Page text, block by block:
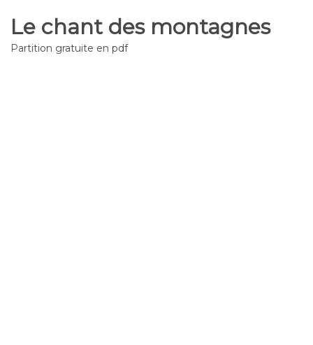
Le chant des montagnes
Partition gratuite en pdf